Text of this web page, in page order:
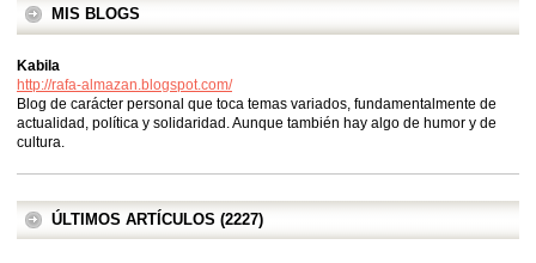
MIS BLOGS
Kabila
http://rafa-almazan.blogspot.com/
Blog de carácter personal que toca temas variados, fundamentalmente de
actualidad, política y solidaridad. Aunque también hay algo de humor y de
cultura.
ÚLTIMOS ARTÍCULOS (2227)